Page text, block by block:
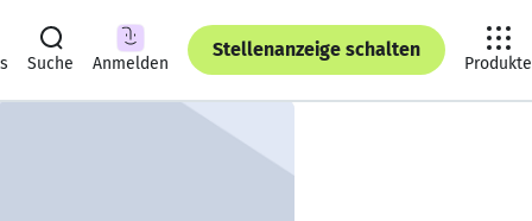
Suche Anmelden
Stellenanzeige schalten
Produkte